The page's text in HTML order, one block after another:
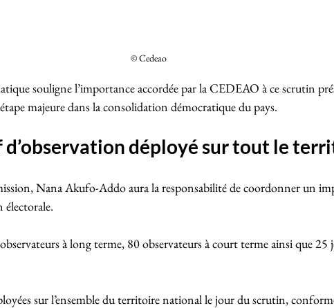
© Cedeao
souligne l’importance accordée par la CEDEAO à ce scrutin
majeure dans la consolidation démocratique du pays.
déployé sur tout le
Nana Akufo-Addo aura la responsabilité de coordonner un
électorale.
à long terme, 80 observateurs à court terme ainsi que 25
sur l’ensemble du territoire national le jour du scrutin,